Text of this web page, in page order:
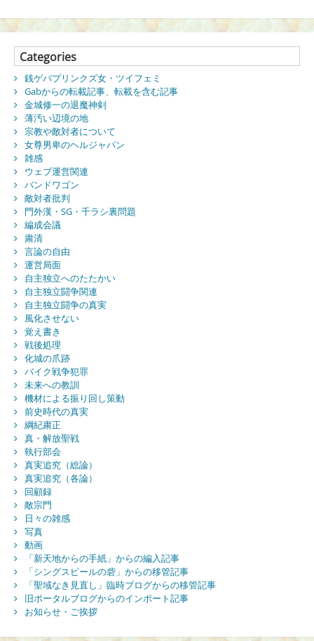
Categories
銭ゲバプリンクズ女・ツイフェミ
Gabからの転載記事、転載を含む記事
金城修一の退魔神剣
薄汚い辺境の地
宗教や敵対者について
女尊男卑のヘルジャパン
雑感
ウェブ運営関連
バンドワゴン
敵対者批判
門外漢・SG・千ラシ裏問題
編成会議
粛清
言論の自由
運営局面
自主独立へのたたかい
自主独立闘争関連
自主独立闘争の真実
風化させない
覚え書き
戦後処理
化城の爪跡
バイク戦争犯罪
未来への教訓
機材による振り回し策動
前史時代の真実
綱紀粛正
真・解放聖戦
執行部会
真実追究（総論）
真実追究（各論）
回顧録
敵宗門
日々の雑感
写真
動画
「新天地からの手紙」からの編入記事
「シングスピールの砦」からの移管記事
「聖域なき見直し」臨時ブログからの移管記事
旧ポータルブログからのインポート記事
お知らせ・ご挨拶